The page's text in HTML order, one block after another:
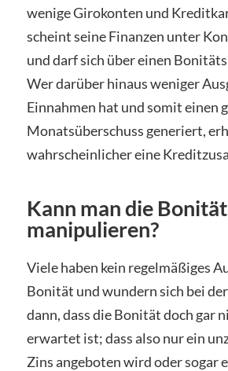
wenige Girokonten und
scheint seine Finanzen unter
und darf sich über einen
Wer darüber hinaus weniger
Einnahmen hat und somit einen
Monatsüberschuss generiert,
wahrscheinlicher eine
Kann man die Bonität
manipulieren?
Viele haben kein regelmäßiges
Bonität und wundern sich bei
dann, dass die Bonität doch gar
erwartet ist; dass also nur ein
Zins angeboten wird oder sogar